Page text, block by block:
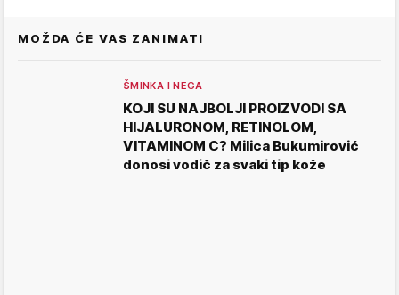
MOŽDA ĆE VAS ZANIMATI
ŠMINKA I NEGA
KOJI SU NAJBOLJI PROIZVODI SA
HIJALURONOM, RETINOLOM,
VITAMINOM C? Milica Bukumirović
donosi vodič za svaki tip kože